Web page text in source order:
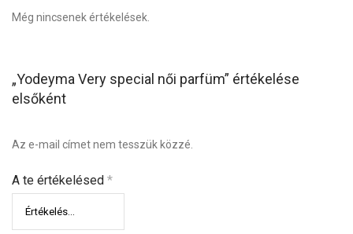
Még nincsenek értékelések.
„Yodeyma Very special női parfüm” értékelése
elsőként
Az e-mail címet nem tesszük közzé.
A te értékelésed *